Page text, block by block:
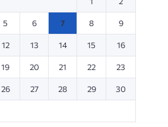
5 6 7 8 9
12 13 14 15 16
19 20 21 22 23
26 27 28 29 30